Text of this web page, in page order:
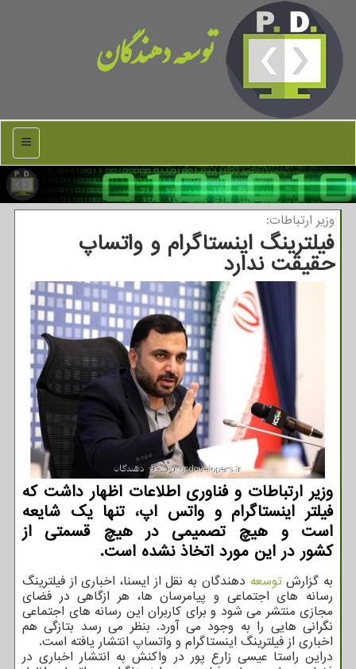
توسعه دهندگان
منو
وزیر ارتباطات:
فیلترینگ اینستاگرام و واتساپ
حقیقت ندارد
وزیر ارتباطات و فناوری اطلاعات اظهار داشت که
فیلتر اینستاگرام و واتس اپ، تنها یک شایعه
است و هیچ تصمیمی در هیچ قسمتی از
کشور در این مورد اتخاذ نشده است.
به گزارشتوسعه دهندگان به نقل از ایسنا، اخباری از فیلترینگ
رسانه های اجتماعی و پیامرسان ها، هر ازگاهی در فضای
مجازی منتشر می شود و برای کاربران این رسانه های اجتماعی
نگرانی هایی را به وجود می آورد. بنظر می رسد بتازگی هم
اخباری از فیلترینگ اینستاگرام و واتساپ انتشار یافته است.
دراین راستا عیسی زارع پور در واکنش به انتشار اخباری در